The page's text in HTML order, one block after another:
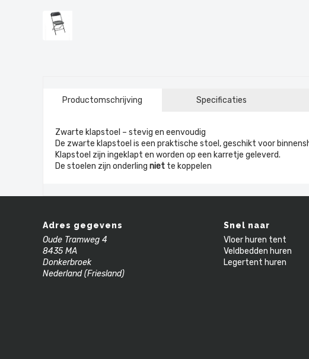
Productomschrijving Specificaties
Zwarte klapstoel – stevig en eenvoudig
De zwarte klapstoel is een praktische stoel, geschikt voor
Klapstoel zijn ingeklapt en worden op een karretje geleverd.
De stoelen zijn onderling niet te koppelen
Adres gegevens
Oude Tramweg 4
8435 MA
Donkerbroek
Nederland (Friesland)
Snel naar
Vloer huren tent
Veldbedden huren
Legertent huren